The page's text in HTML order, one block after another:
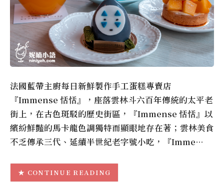
法國藍帶主廚每日新鮮製作手工蛋糕專賣店
『Immense 恬恬』，座落雲林斗六百年傳統的太平老
街上，在古色斑駁的歷史街區，『Immense 恬恬』以
繽紛鮮豔的馬卡龍色調獨特而顯眼地存在著；雲林美食
不乏傳承三代、延續半世紀老字號小吃，『Imme…
CONTINUE READING